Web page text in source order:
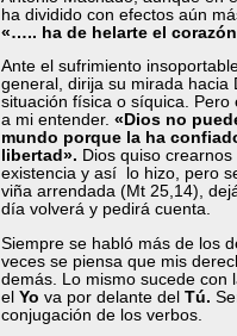
ha dividido con efectos aún
«….. ha de helarte el
Ante el sufrimiento
general, dirija su mirada hacia
situación física o síquica.
a mi entender. «Dios no
mundo porque la ha
libertad». Dios quiso
existencia y así lo hizo, pero
viña arrendada (Mt 25,14),
día volverá y pedirá cuenta.
Siempre se habló más de los
veces se piensa que mis
demás. Lo mismo sucede con
el Yo va por delante del Tú.
conjugación de los verbos.